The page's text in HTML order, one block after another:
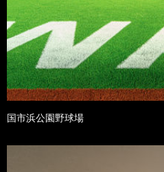
国市浜公園野球場